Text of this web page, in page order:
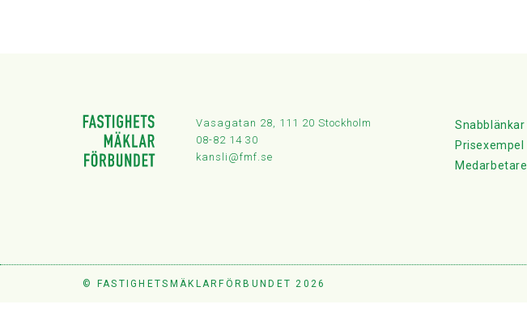
Vasagatan 28, 111 20 Stockholm
08-82 14 30
kansli@fmf.se
Snabblänkar
Prisexempel
Medarbetare
© FASTIGHETSMÄKLARFÖRBUNDET 2026